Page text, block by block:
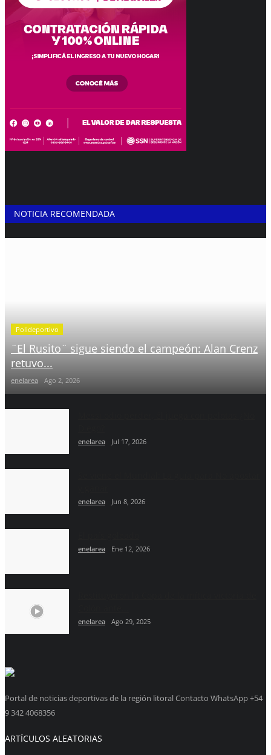
NOTICIA RECOMENDADA
Polideportivo
¨El Rusito¨ sigue siendo el campeón: Alan Crenz
retuvo...
enelarea Ago 2, 2026
enelarea Jul 17, 2026
enelarea Jun 8, 2026
enelarea Ene 12, 2026
enelarea Ago 29, 2025
Portal de noticias deportivas de la región litoral Contacto WhatsApp +54
9 342 4068356
ARTÍCULOS ALEATORIAS